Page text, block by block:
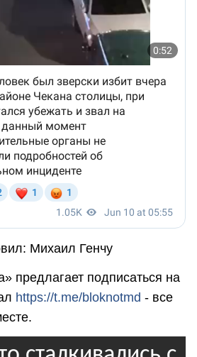
Михаил Генчу
предлагает подписаться на
https://t.me/bloknotmd - все